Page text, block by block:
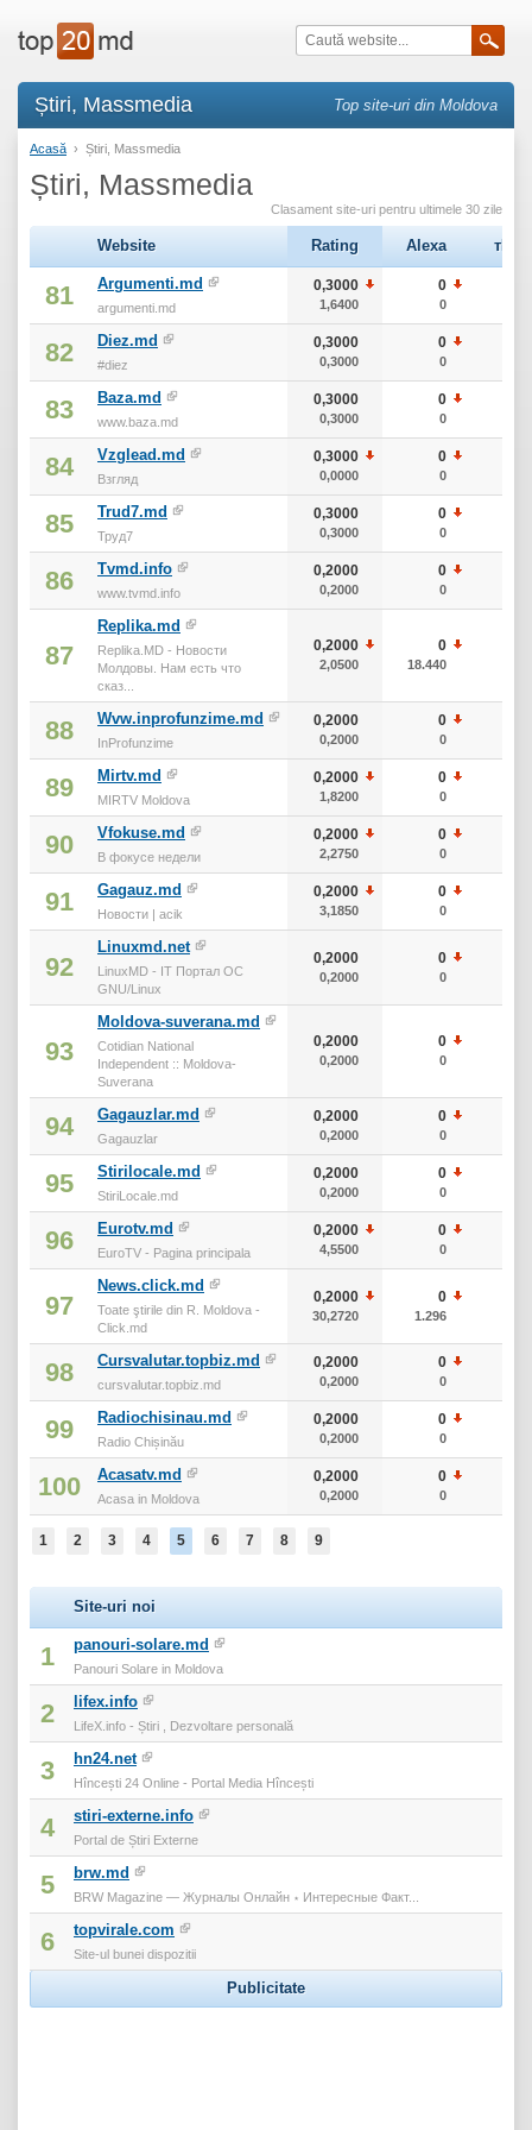
Știri, Massmedia Top site-uri din Moldova
Acasă › Știri, Massmedia
Știri, Massmedia
Clasament site-uri pentru ultimele 30 zile
Website Rating Alexa тИЦ
81 Argumenti.md
argumenti.md
0,3000
1,6400
0
0
82 Diez.md
#diez
0,3000
0,3000
0
0
83 Baza.md
www.baza.md
0,3000
0,3000
0
0
84 Vzglead.md
Взгляд
0,3000
0,0000
0
0
85 Trud7.md
Труд7
0,3000
0,3000
0
0
86 Tvmd.info
www.tvmd.info
0,2000
0,2000
0
0
87
Replika.md
Replika.MD - Новости
Молдовы. Нам есть что
сказ...
0,2000
2,0500
0
18.440
88 Wvw.inprofunzime.md
InProfunzime
0,2000
0,2000
0
0
89 Mirtv.md
MIRTV Moldova
0,2000
1,8200
0
0
90 Vfokuse.md
В фокусе недели
0,2000
2,2750
0
0
91 Gagauz.md
Новости | acik
0,2000
3,1850
0
0
92
Linuxmd.net
LinuxMD - IT Портал ОС
GNU/Linux
0,2000
0,2000
0
0
93
Moldova-suverana.md
Cotidian National
Independent :: Moldova-
Suverana
0,2000
0,2000
0
0
94 Gagauzlar.md
Gagauzlar
0,2000
0,2000
0
0
95 Stirilocale.md
StiriLocale.md
0,2000
0,2000
0
0
96 Eurotv.md
EuroTV - Pagina principala
0,2000
4,5500
0
0
97
News.click.md
Toate ştirile din R. Moldova -
Click.md
0,2000
30,2720
0
1.296
98 Cursvalutar.topbiz.md
cursvalutar.topbiz.md
0,2000
0,2000
0
0
99 Radiochisinau.md
Radio Chișinău
0,2000
0,2000
0
0
100 Acasatv.md
Acasa in Moldova
0,2000
0,2000
0
0
1 2 3 4 5 6 7 8 9
Site-uri noi
1 panouri-solare.md
Panouri Solare in Moldova
2 lifex.info
LifeX.info - Știri , Dezvoltare personală
3 hn24.net
Hîncești 24 Online - Portal Media Hîncești
4 stiri-externe.info
Portal de Știri Externe
5 brw.md
BRW Magazine — Журналы Онлайн ⋆ Интересные Факт...
6 topvirale.com
Site-ul bunei dispozitii
Publicitate